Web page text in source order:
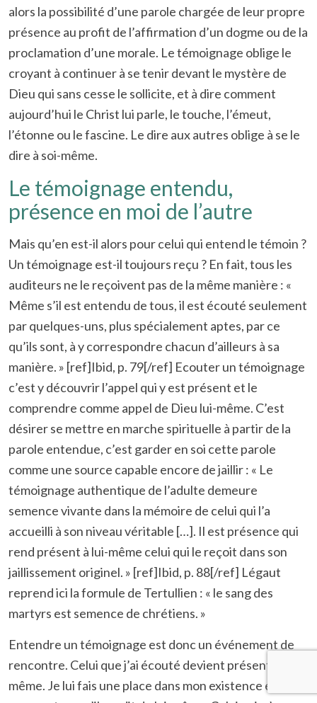
alors la possibilité d’une parole chargée de leur propre
présence au profit de l’affirmation d’un dogme ou de la
proclamation d’une morale. Le témoignage oblige le
croyant à continuer à se tenir devant le mystère de
Dieu qui sans cesse le sollicite, et à dire comment
aujourd’hui le Christ lui parle, le touche, l’émeut,
l’étonne ou le fascine. Le dire aux autres oblige à se le
dire à soi-même.
Le témoignage entendu,
présence en moi de l’autre
Mais qu’en est-il alors pour celui qui entend le témoin ?
Un témoignage est-il toujours reçu ? En fait, tous les
auditeurs ne le reçoivent pas de la même manière : «
Même s’il est entendu de tous, il est écouté seulement
par quelques-uns, plus spécialement aptes, par ce
qu’ils sont, à y correspondre chacun d’ailleurs à sa
manière. » [ref]Ibid, p. 79[/ref] Ecouter un témoignage
c’est y découvrir l’appel qui y est présent et le
comprendre comme appel de Dieu lui-même. C’est
désirer se mettre en marche spirituelle à partir de la
parole entendue, c’est garder en soi cette parole
comme une source capable encore de jaillir : « Le
témoignage authentique de l’adulte demeure
semence vivante dans la mémoire de celui qui l’a
accueilli à son niveau véritable […]. Il est présence qui
rend présent à lui-même celui qui le reçoit dans son
jaillissement originel. » [ref]Ibid, p. 88[/ref] Légaut
reprend ici la formule de Tertullien : « le sang des
martyrs est semence de chrétiens. »
Entendre un témoignage est donc un événement de
rencontre. Celui que j’ai écouté devient présent à moi-
même. Je lui fais une place dans mon existence en